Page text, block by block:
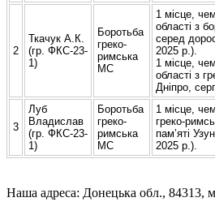
2
Ткачук А.К.
(гр. ФКС-23-
1)
Боротьба
греко-
римська
МС
1 місце,
області з
серед
2025 р.).
1 місце,
області з
Дніпро,
3
Луб
Владислав
(гр. ФКС-23-
1)
Боротьба
греко-
римська
МС
1 місце,
греко-
пам’яті
2025 р.).
Наша адреса: Донецька обл.,